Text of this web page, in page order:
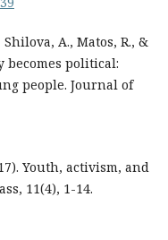
A., Matos, R., &
becomes political:
people. Journal of
Youth, activism, and
11(4), 1-14.